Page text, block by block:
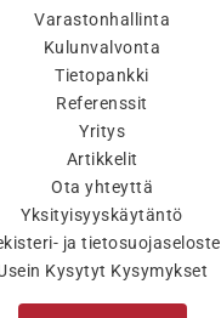
Varastonhallinta
Kulunvalvonta
Tietopankki
Referenssit
Yritys
Artikkelit
Ota yhteyttä
Yksityisyyskäytäntö
ja tietosuojaseloste
Kysytyt Kysymykset